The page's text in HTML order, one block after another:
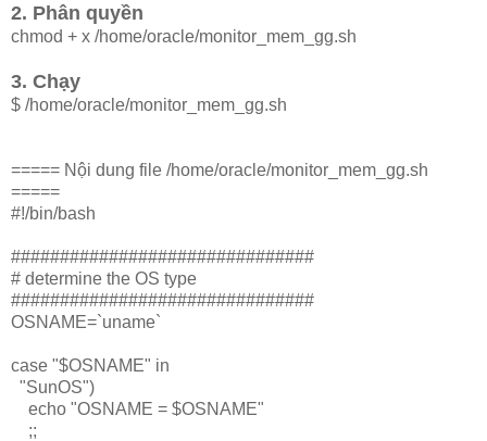
2. Phân quyền
chmod + x /home/oracle/monitor_mem_gg.sh
3. Chạy
$ /home/oracle/monitor_mem_gg.sh
===== Nội dung file /home/oracle/monitor_mem_gg.sh
=====
#!/bin/bash
###############################
# determine the OS type
###############################
OSNAME=`uname`
case "$OSNAME" in
"SunOS")
echo "OSNAME = $OSNAME"
;;